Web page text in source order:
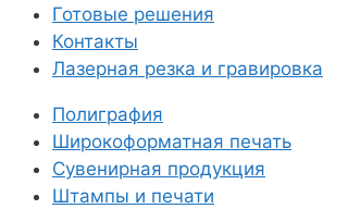
Готовые решения
Контакты
Лазерная резка и гравировка
Полиграфия
Широкоформатная печать
Сувенирная продукция
Штампы и печати